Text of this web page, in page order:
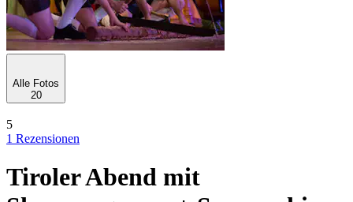
Alle Fotos
20
5
1 Rezensionen
Tiroler Abend mit